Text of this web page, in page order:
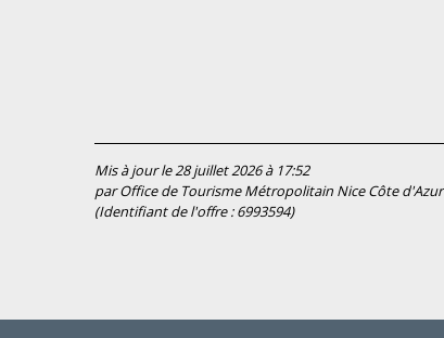
Mis à jour le 28 juillet 2026 à 17:52
par Office de Tourisme Métropolitain Nice Côte d'Azur
(Identifiant de l'offre :6993594)